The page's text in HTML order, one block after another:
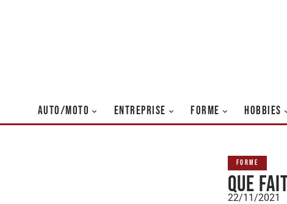
AUTO/MOTO ENTREPRISE FORME HOBBIES
FORME
Que
22/11/2021